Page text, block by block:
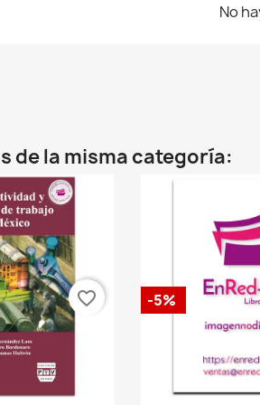
No
de la misma categoría:
favorite_border -5%